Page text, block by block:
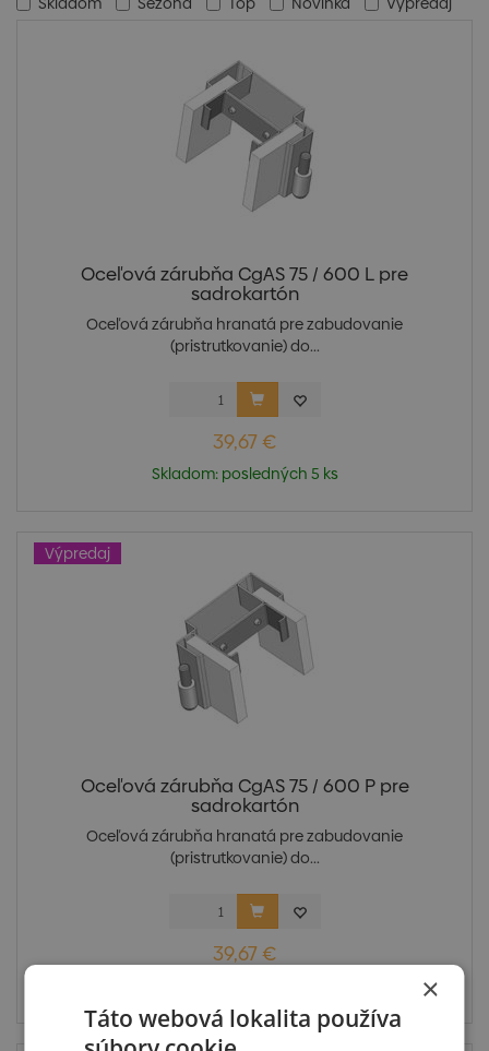
Oceľová zárubňa CgAS 75 / 600 L pre
sadrokartón
Oceľová zárubňa hranatá pre zabudovanie
(pristrutkovanie) do...
39,67 €
Skladom: posledných 5 ks
Výpredaj
Oceľová zárubňa CgAS 75 / 600 P pre
sadrokartón
Oceľová zárubňa hranatá pre zabudovanie
(pristrutkovanie) do...
39,67 €
×
Táto webová lokalita používa